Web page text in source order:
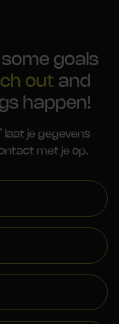
goals
out and
happen!
laat je gegevens
met je op.